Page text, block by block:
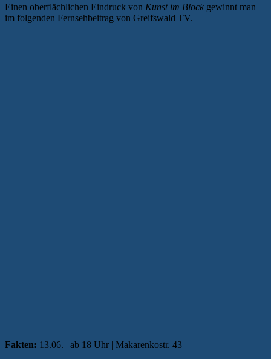
Einen oberflächlichen Eindruck von Kunst im Block gewinnt man
im folgenden Fernsehbeitrag von Greifswald TV.
Fakten: 13.06. | ab 18 Uhr | Makarenkostr. 43